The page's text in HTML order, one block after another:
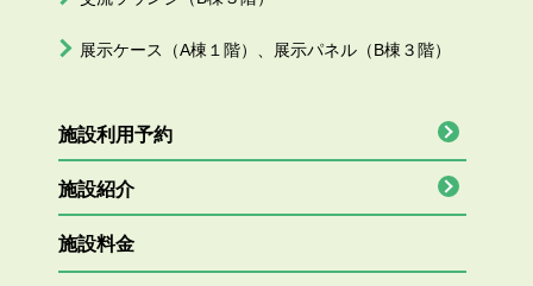
展示ケース（A棟１階）、展示パネル（B棟３階）
施設利用予約
施設紹介
施設料金